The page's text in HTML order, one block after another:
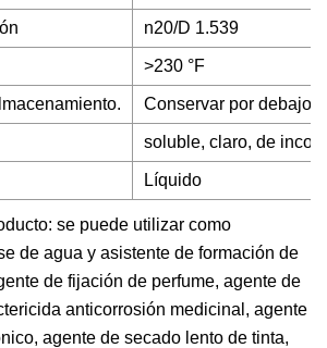
n20/D 1.539
>230 °F
Conservar por debajo
soluble, claro, de
Líquido
se puede utilizar como
de agua y asistente de formación de
de fijación de perfume, agente de
anticorrosión medicinal, agente
agente de secado lento de tinta,